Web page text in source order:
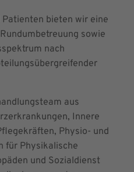
bieten wir eine
sowie
nach
aus
Innere
Physio- und
für Physikalische
und Sozialdienst